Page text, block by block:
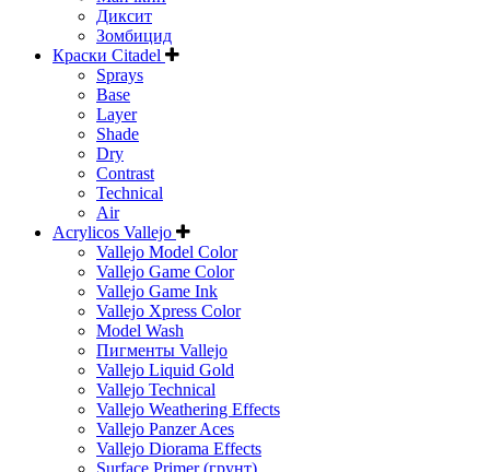
Диксит
Зомбицид
Краски Citadel
Sprays
Base
Layer
Shade
Dry
Contrast
Technical
Air
Acrylicos Vallejo
Vallejo Model Color
Vallejo Game Color
Vallejo Game Ink
Vallejo Xpress Color
Model Wash
Пигменты Vallejo
Vallejo Liquid Gold
Vallejo Technical
Vallejo Weathering Effects
Vallejo Panzer Aces
Vallejo Diorama Effects
Surface Primer (грунт)